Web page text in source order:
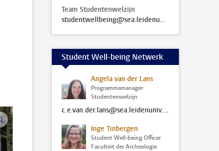
vergroot afbeeldingen
Team Studentenwelzijn
studentwellbeing@sea.leidenuniv.nl
Student Well-being Netwerk
Angela van der Lans
Programmamanager
Studentenwelzijn
c.e.van.der.lans@sea.leidenuniv.nl
Inge Tinbergen
Student Well-being Officer
Faculteit der Archeologie